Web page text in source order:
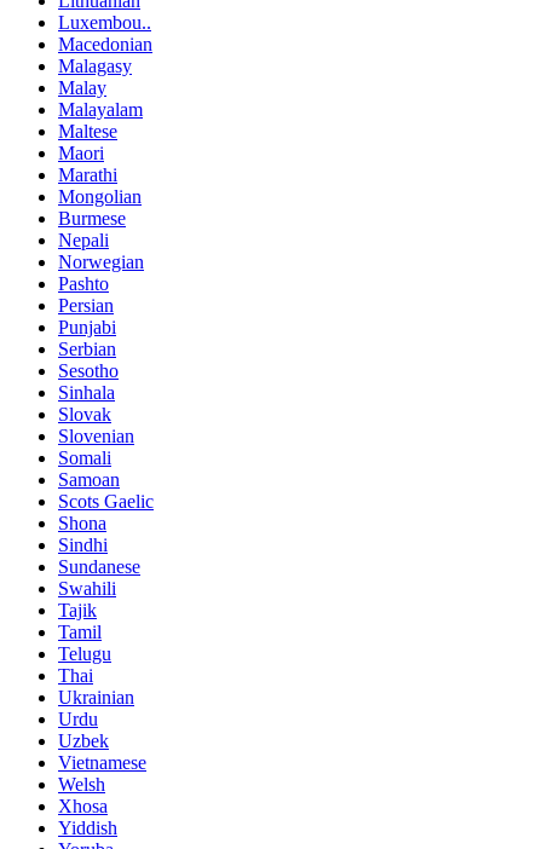
Luxembou..
Macedonian
Malagasy
Malay
Malayalam
Maltese
Maori
Marathi
Mongolian
Burmese
Nepali
Norwegian
Pashto
Persian
Punjabi
Serbian
Sesotho
Sinhala
Slovak
Slovenian
Somali
Samoan
Scots Gaelic
Shona
Sindhi
Sundanese
Swahili
Tajik
Tamil
Telugu
Thai
Ukrainian
Urdu
Uzbek
Vietnamese
Welsh
Xhosa
Yiddish